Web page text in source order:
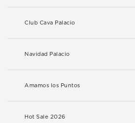
Club Cava Palacio
Navidad Palacio
Amamos los Puntos
Hot Sale 2026